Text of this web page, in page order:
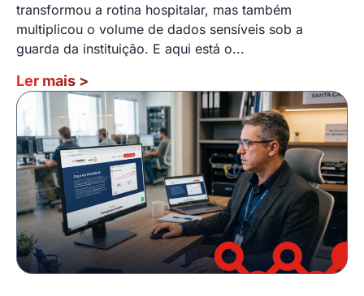
transformou a rotina hospitalar, mas também
multiplicou o volume de dados sensíveis sob a
guarda da instituição. E aqui está o...
Ler mais >